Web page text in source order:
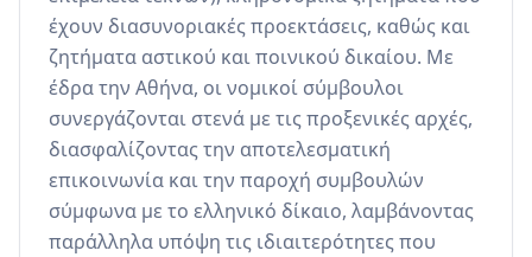
έχουν διασυνοριακές προεκτάσεις, καθώς και
ζητήματα αστικού και ποινικού δικαίου. Με
έδρα την Αθήνα, οι νομικοί σύμβουλοι
συνεργάζονται στενά με τις προξενικές αρχές,
διασφαλίζοντας την αποτελεσματική
επικοινωνία και την παροχή συμβουλών
σύμφωνα με το ελληνικό δίκαιο, λαμβάνοντας
παράλληλα υπόψη τις ιδιαιτερότητες που